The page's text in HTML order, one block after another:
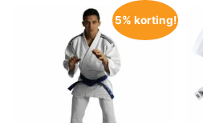
5% korting!